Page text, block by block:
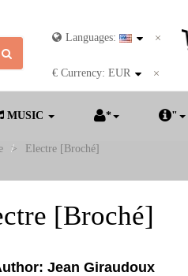
Languages:
€ Currency: EUR
MUSIC * "
> Electre [Broché]
[Broché]
Jean Giraudoux